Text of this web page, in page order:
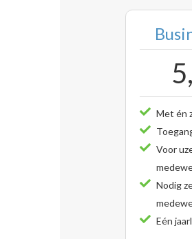
Met én
Voor
Nodig
Eén